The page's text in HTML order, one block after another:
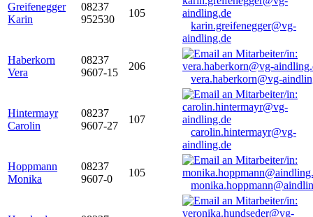
Greifenegger
Karin
08237
952530
105
karin.greifenegger@vg-
aindling.de
Haberkorn
Vera
08237
9607-15
206
vera.haberkorn@vg-
Hintermayr
Carolin
08237
9607-27
107
carolin.hintermayr@vg-
aindling.de
Hoppmann
Monika
08237
9607-0
105